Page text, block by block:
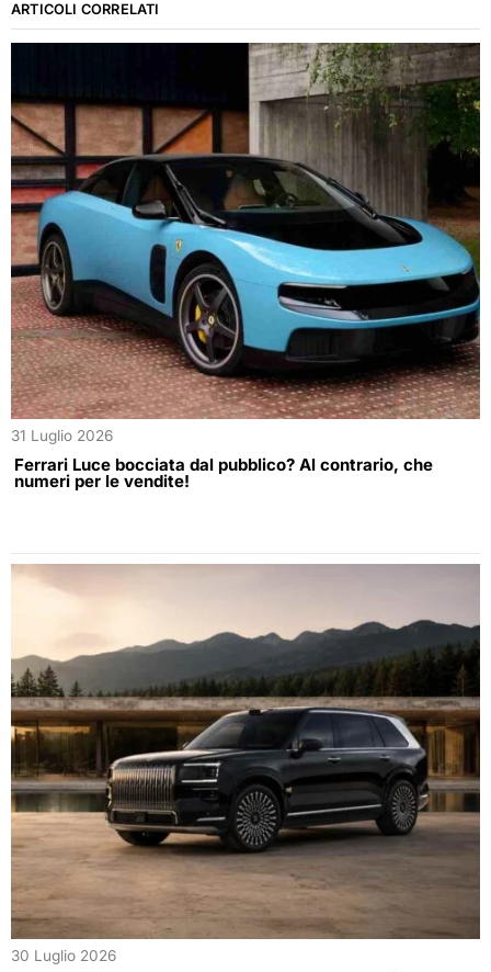
ARTICOLI CORRELATI
31 Luglio 2026
Ferrari Luce bocciata dal pubblico? Al contrario, che
numeri per le vendite!
30 Luglio 2026